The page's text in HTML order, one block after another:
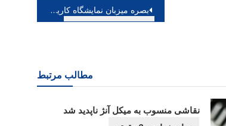
بصره میزبان نمایشگاه کاریکاتور طوفان الاقصی شد
مطالب مرتبط
نقاشی منسوب به میکل آنژ ناپدید شد